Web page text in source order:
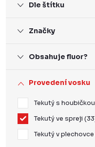
Dle štítku
Značky
Obsahuje fluor?
Provedení vosku
Tekutý s houbičkou
Tekutý ve spreji 33
Tekutý v plechovce